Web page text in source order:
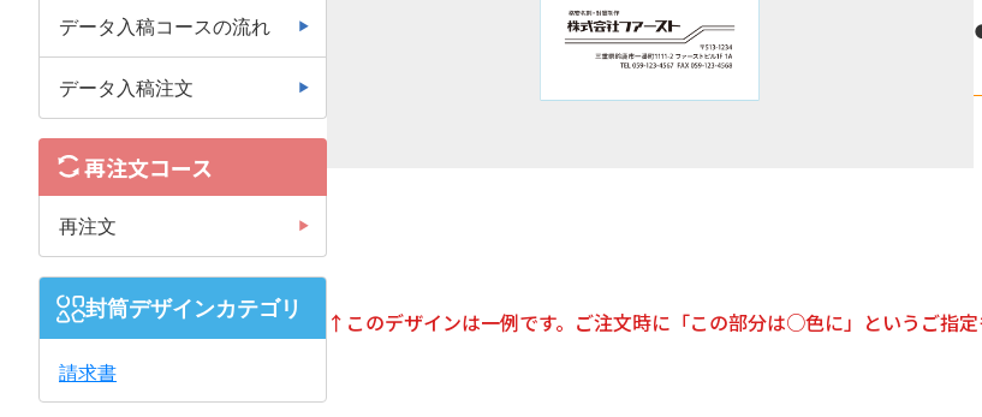
データ入稿コースの流れ
データ入稿注文
再注文コース
再注文
封筒デザインカテゴリ
請求書
↑このデザインは一例です。ご注文時に「この部分は○色に」というご指定